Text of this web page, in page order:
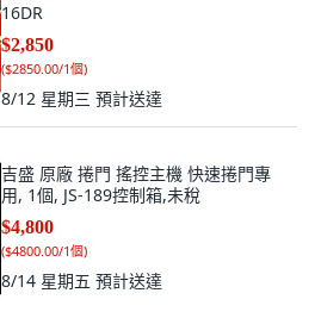
16DR
$2,850
($2850.00/1個)
8/12 星期三 預計送達
吉盛 原廠 捲門 搖控主機 快速捲門專
用, 1個, JS-189控制箱,未稅
$4,800
($4800.00/1個)
8/14 星期五 預計送達